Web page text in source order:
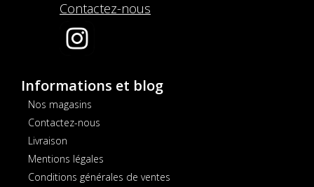
Contactez-nous
Informations et blog
Nos magasins
Contactez-nous
Livraison
Mentions légales
Conditions générales de ventes